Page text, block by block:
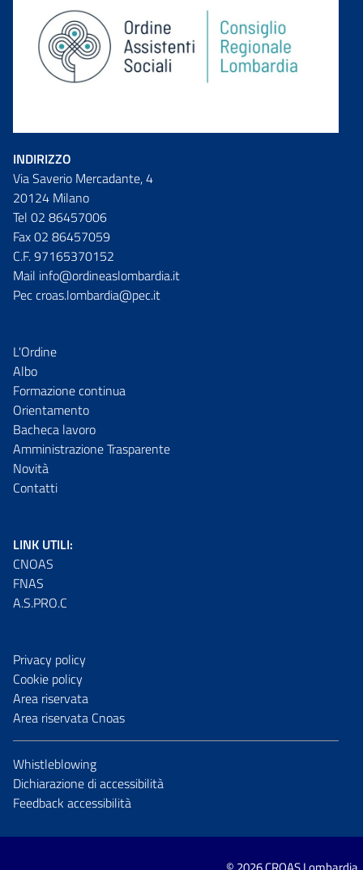
INDIRIZZO
Via Saverio Mercadante, 4
20124 Milano
Tel 02 86457006
Fax 02 86457059
C.F. 97165370152
Mail info@ordineaslombardia.it
Pec croas.lombardia@pec.it
L'Ordine
Albo
Formazione continua
Orientamento
Bacheca lavoro
Amministrazione Trasparente
Novità
Contatti
LINK UTILI:
CNOAS
FNAS
A.S.PRO.C
Privacy policy
Cookie policy
Area riservata
Area riservata Cnoas
Whistleblowing
Dichiarazione di accessibilità
Feedback accessibilità